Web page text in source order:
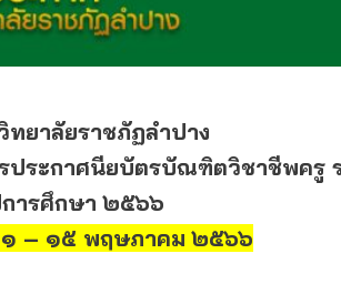
ทยาลัยราชภัฏลำปาง
ประกาศนียบัตรบัณฑิตวิชาชีพครู
ารศึกษา ๒๕๖๖
๑ – ๑๕ พฤษภาคม ๒๕๖๖